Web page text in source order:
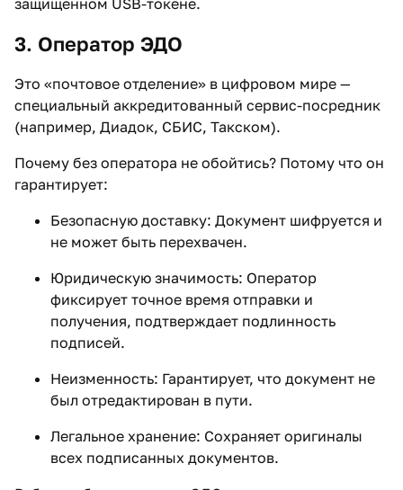
защищенном USB-токене.
3. Оператор ЭДО
Это «почтовое отделение» в цифровом мире —
специальный аккредитованный сервис-посредник
(например, Диадок, СБИС, Такском).
Почему без оператора не обойтись? Потому что он
гарантирует:
Безопасную доставку: Документ шифруется и
не может быть перехвачен.
Юридическую значимость: Оператор
фиксирует точное время отправки и
получения, подтверждает подлинность
подписей.
Неизменность: Гарантирует, что документ не
был отредактирован в пути.
Легальное хранение: Сохраняет оригиналы
всех подписанных документов.